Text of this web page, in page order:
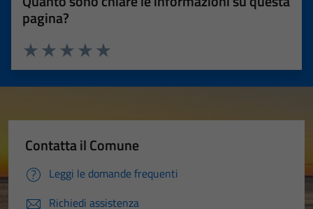
pagina?
Valuta 5 stelle su 5
Valuta 4 stelle su 5
Valuta 3 stelle su 5
Valuta 2 stelle su 5
Valuta 1 stelle su 5
Contatta il Comune
Leggi le domande frequenti
Richiedi assistenza